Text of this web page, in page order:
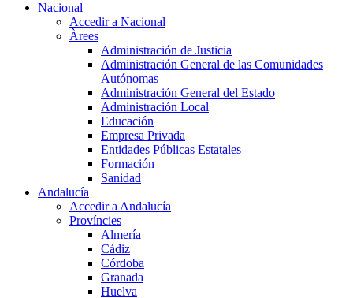
Nacional
Accedir a Nacional
Àrees
Administración de Justicia
Administración General de las Comunidades
Autónomas
Administración General del Estado
Administración Local
Educación
Empresa Privada
Entidades Públicas Estatales
Formación
Sanidad
Andalucía
Accedir a Andalucía
Províncies
Almería
Cádiz
Córdoba
Granada
Huelva